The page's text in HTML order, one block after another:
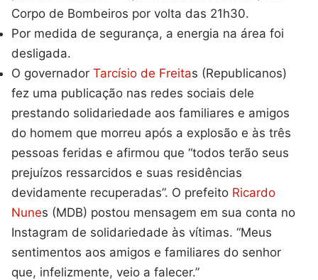
Corpo de Bombeiros por volta das 21h30.
Por medida de segurança, a energia na área foi
desligada.
O governador Tarcísio de Freitas (Republicanos)
fez uma publicação nas redes sociais dele
prestando solidariedade aos familiares e amigos
do homem que morreu após a explosão e às três
pessoas feridas e afirmou que “todos terão seus
prejuízos ressarcidos e suas residências
devidamente recuperadas”. O prefeito Ricardo
Nunes (MDB) postou mensagem em sua conta no
Instagram de solidariedade às vítimas. “Meus
sentimentos aos amigos e familiares do senhor
que, infelizmente, veio a falecer.”